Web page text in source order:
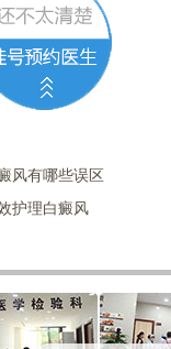
风有哪些误区
护理白癜风